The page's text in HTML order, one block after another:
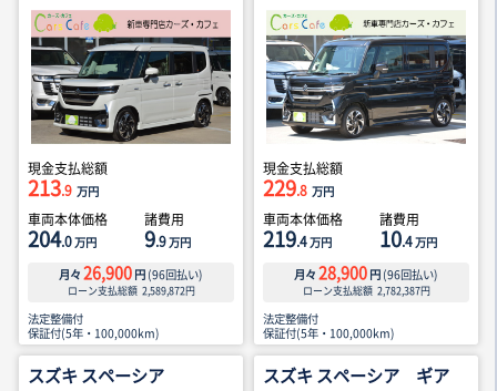
現金支払総額
213.9 万円
車両本体価格
204.0万円
諸費用
9.9万円
月々 26,900 円 (96回払い)
ローン支払総額 2,589,872円
法定整備付
保証付(5年・100,000km)
現金支払総額
229.8 万円
車両本体価格
219.4万円
諸費用
10.4万円
月々 28,900 円 (96回払い)
ローン支払総額 2,782,387円
法定整備付
保証付(5年・100,000km)
スズキ スペーシア スズキ スペーシア ギア